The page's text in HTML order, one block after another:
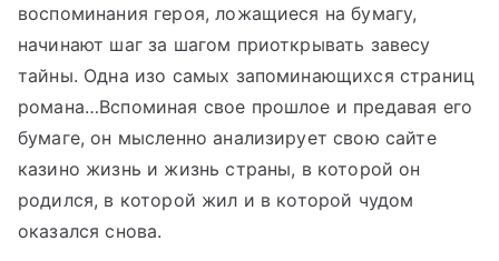
воспоминания героя, ложащиеся на бумагу,
начинают шаг за шагом приоткрывать завесу
тайны. Одна изо самых запоминающихся страниц
романа…Вспоминая свое прошлое и предавая его
бумаге, он мысленно анализирует свою сайте
казино жизнь и жизнь страны, в которой он
родился, в которой жил и в которой чудом
оказался снова.